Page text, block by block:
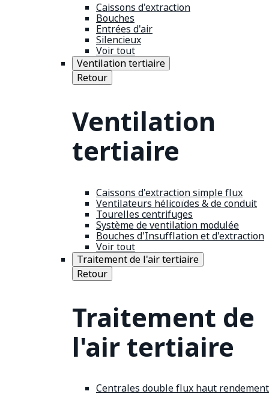
Caissons d'extraction
Bouches
Entrées d'air
Silencieux
Voir tout
Ventilation tertiaire
Retour
Ventilation
tertiaire
Caissons d'extraction simple flux
Ventilateurs hélicoïdes & de conduit
Tourelles centrifuges
Système de ventilation modulée
Bouches d'Insufflation et d'extraction
Voir tout
Traitement de l'air tertiaire
Retour
Traitement de
l'air tertiaire
Centrales double flux haut rendement